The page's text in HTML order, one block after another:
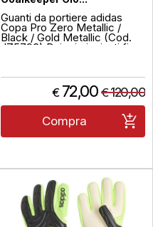
Guanti da portiere adidas
Copa Pro Zero Metallic /
Black / Gold Metallic (Cod.
JZ5793) Dai primi minuti fino
offrono sensibilità e controllo
eccezionali. Uniscono lo stile
classico del calcio adidas
con tecnologie moderne per
€ 72,00 €120,00
Compra